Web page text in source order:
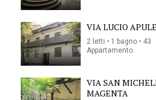
VIA LUCIO
2 letti • 1 bagno • 43
Appartamento
VIA SAN
MAGENTA